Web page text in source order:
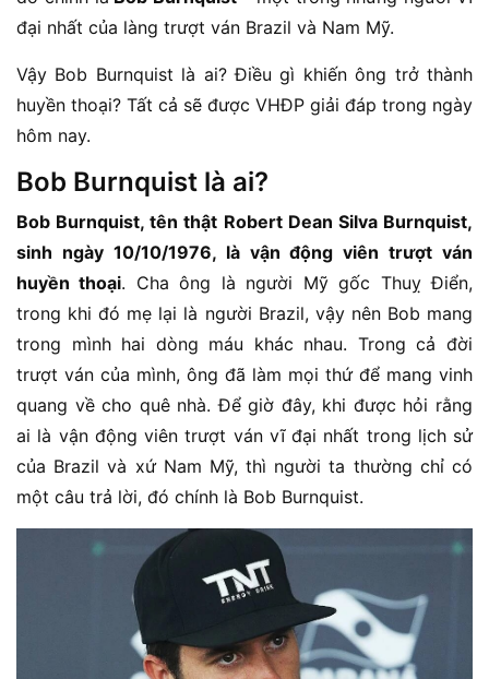
đại nhất của làng trượt ván Brazil và Nam Mỹ.
Vậy Bob Burnquist là ai? Điều gì khiến ông trở thành
huyền thoại? Tất cả sẽ được VHĐP giải đáp trong ngày
hôm nay.
Bob Burnquist là ai?
Bob Burnquist, tên thật Robert Dean Silva Burnquist,
sinh ngày 10/10/1976, là vận động viên trượt ván
huyền thoại. Cha ông là người Mỹ gốc Thuỵ Điển,
trong khi đó mẹ lại là người Brazil, vậy nên Bob mang
trong mình hai dòng máu khác nhau. Trong cả đời
trượt ván của mình, ông đã làm mọi thứ để mang vinh
quang về cho quê nhà. Để giờ đây, khi được hỏi rằng
ai là vận động viên trượt ván vĩ đại nhất trong lịch sử
của Brazil và xứ Nam Mỹ, thì người ta thường chỉ có
một câu trả lời, đó chính là Bob Burnquist.